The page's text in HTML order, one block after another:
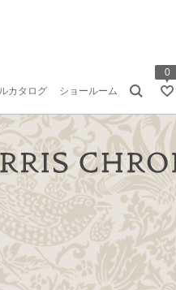
カタログ ショールーム
0